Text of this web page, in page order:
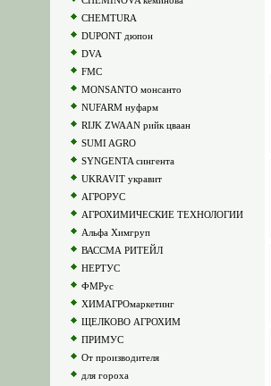
CHEMTURA
DUPONT дюпон
DVA
FMC
MONSANTO монсанто
NUFARM нуфарм
RIJK ZWAAN рийк цваан
SUMI AGRO
SYNGENTA сингента
UKRAVIT укравит
АГРОРУС
АГРОХИМИЧЕСКИЕ ТЕХНОЛОГИИ
Альфа Химгруп
ВАССМА РИТЕЙЛ
НЕРТУС
ФМРус
ХИМАГРОмаркетинг
ЩЕЛКОВО АГРОХИМ
ПРИМУС
От производителя
для гороха